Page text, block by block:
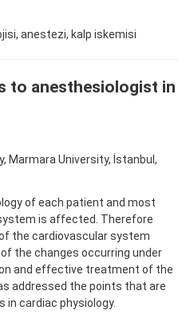
anestezi, kalp iskemisi
to anesthesiologist in
Marmara University, İstanbul,
of each patient and most
is affected. Therefore
the cardiovascular system
the changes occurring under
and effective treatment of the
addressed the points that are
cardiac physiology.